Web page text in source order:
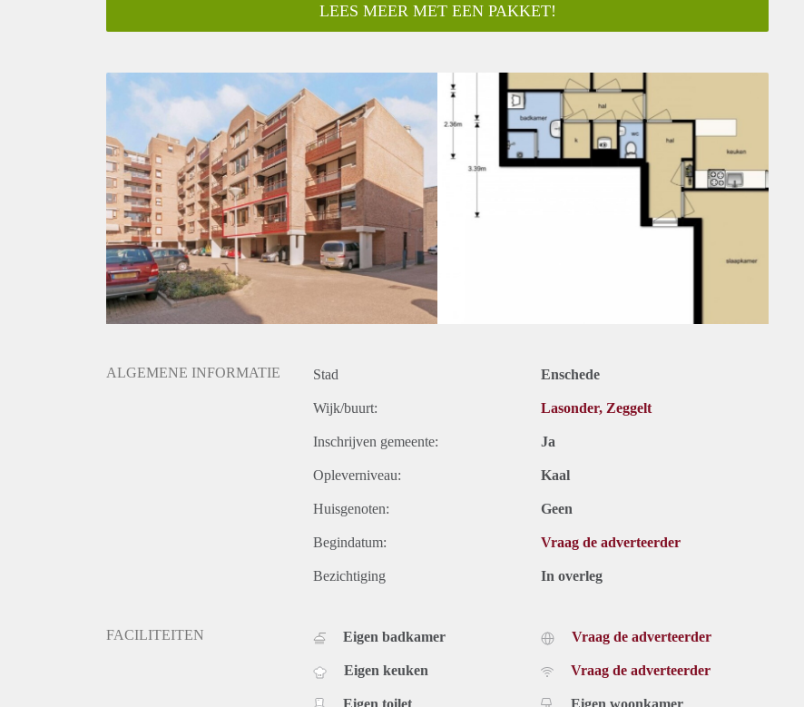
Borg: 1 Maand
Huisdieren toegestaan: Afhankelijk van de Eigenaar
Huurtoeslag grens: Nee
Geschikt voor studenten: Afhankelijk van de Eigenaar
LEES MEER MET EEN PAKKET!
ALGEMENE INFORMATIE Stad Enschede
Wijk/buurt: Lasonder, Zeggelt
Inschrijven gemeente: Ja
Opleverniveau: Kaal
Huisgenoten: Geen
Begindatum: Vraag de adverteerder
Bezichtiging In overleg
FACILITEITEN Eigen badkamer
Eigen keuken
Vraag de adverteerder
Vraag de adverteerder